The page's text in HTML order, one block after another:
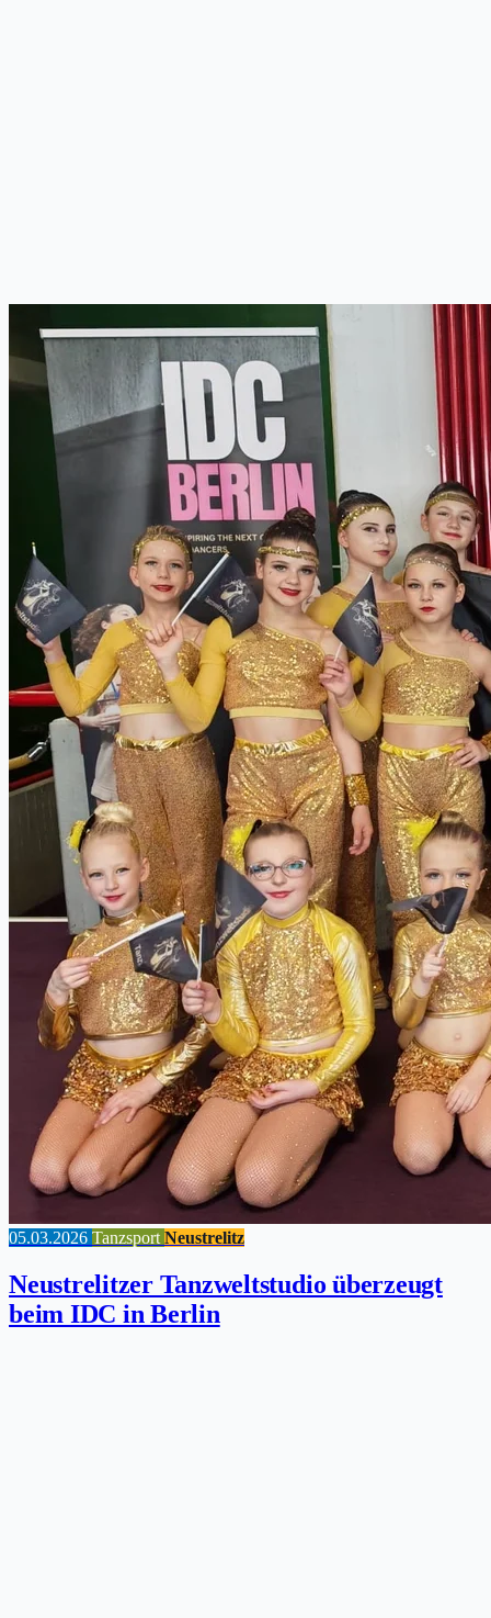
05.03.2026 TanzsportNeustrelitz
Neustrelitzer Tanzweltstudio überzeugt
beim IDC in Berlin